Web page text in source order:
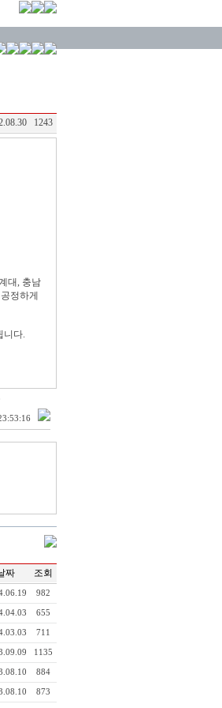
1243
대, 충남
정하게
니다.
짜 조회
982
655
711
1135
884
873